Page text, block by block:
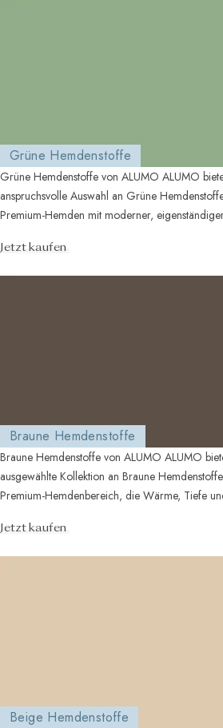
Grüne Hemdenstoffe
Grüne Hemdenstoffe von ALUMO ALUMO bietet eine
anspruchsvolle Auswahl an Grüne Hemdenstoffe , entwickelt für
Premium-Hemden mit moderner,
Jetzt kaufen
Braune Hemdenstoffe
Braune Hemdenstoffe von ALUMO ALUMO bietet eine
ausgewählte Kollektion an Braune Hemdenstoffe für den
Premium-Hemdenbereich, die Wärme, Tiefe
Jetzt kaufen
Beige Hemdenstoffe